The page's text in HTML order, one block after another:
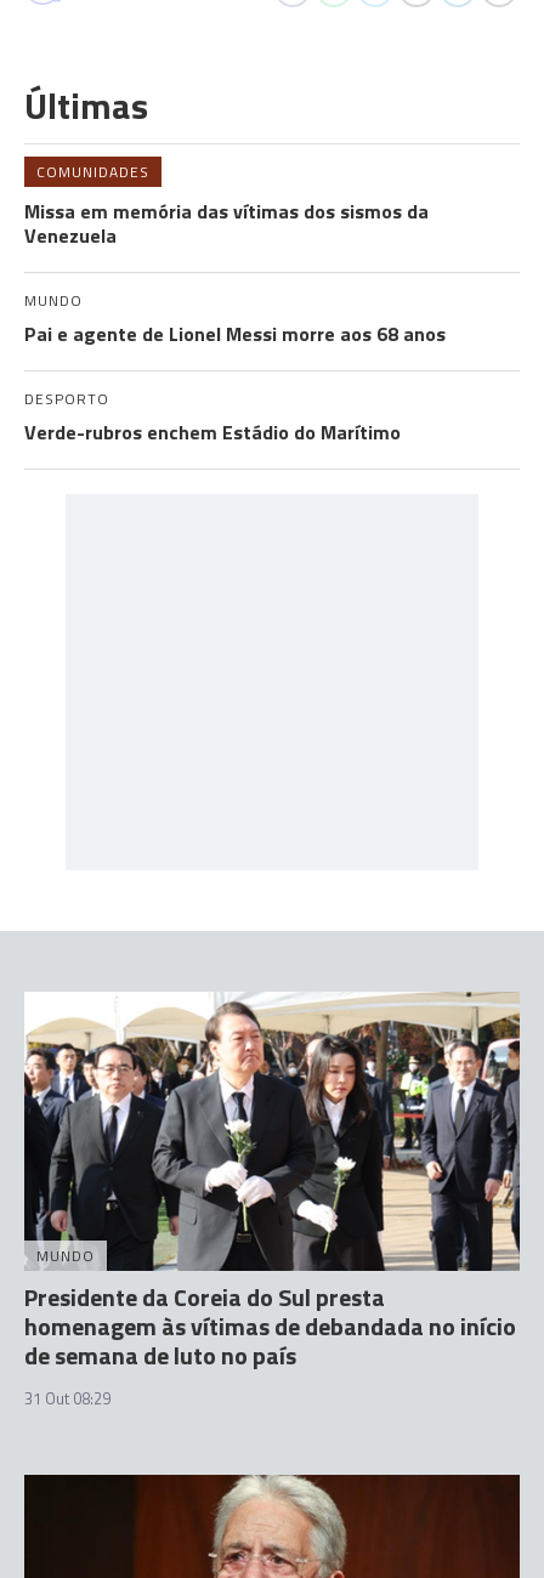
Últimas
COMUNIDADES
Missa em memória das vítimas dos sismos da
Venezuela
MUNDO
Pai e agente de Lionel Messi morre aos 68 anos
DESPORTO
Verde-rubros enchem Estádio do Marítimo
MUNDO
Presidente da Coreia do Sul presta
homenagem às vítimas de debandada no início
de semana de luto no país
31 Out 08:29